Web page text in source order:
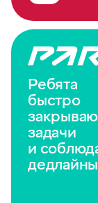
Ребята
быстро
задачи
и
дедлайны